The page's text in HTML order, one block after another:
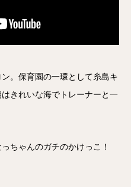
。保育園の一環として糸島キ
きれいな海でトレーナーと一
ちゃんのガチのかけっこ！